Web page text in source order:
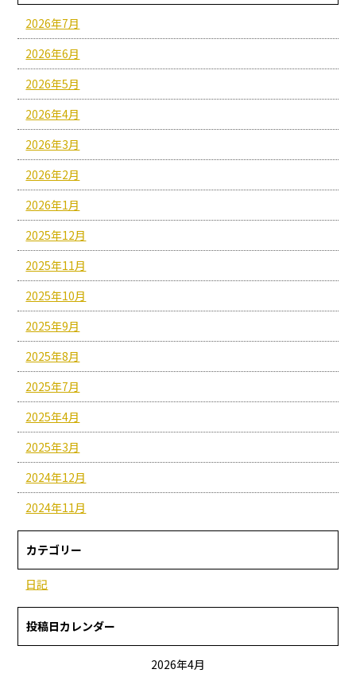
2026年7月
2026年6月
2026年5月
2026年4月
2026年3月
2026年2月
2026年1月
2025年12月
2025年11月
2025年10月
2025年9月
2025年8月
2025年7月
2025年4月
2025年3月
2024年12月
2024年11月
カテゴリー
日記
投稿日カレンダー
2026年4月